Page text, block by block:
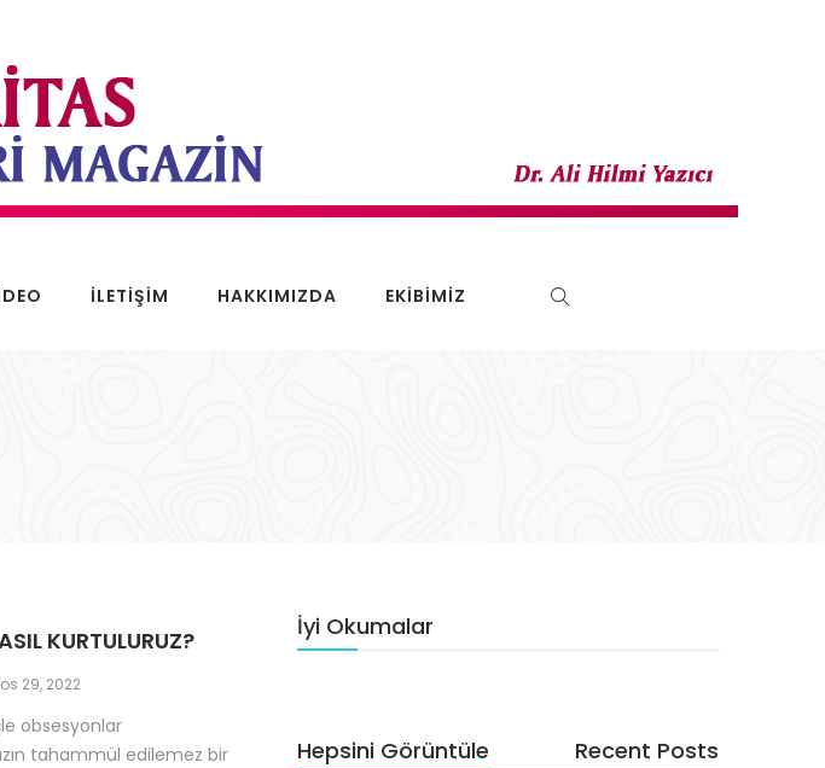
İLETIŞIM HAKKIMIZDA EKIBIMIZ
KURTULURUZ?
29, 2022
obsesyonlar
tahammül edilemez bir
İyi Okumalar
Hepsini Görüntüle Recent Posts